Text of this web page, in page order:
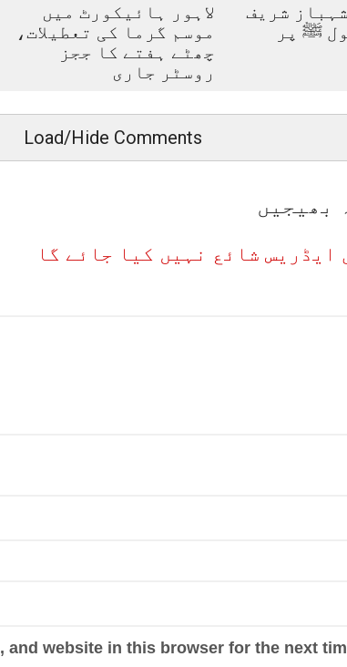
لاہور ہائیکورٹ میں
موسم گرما کی تعطیلات،
چھٹے ہفتے کا ججز
روسٹر جاری
شریف
ﷺ پر
Load/Hide Comments
بھیجیں
ایڈریس شائع نہیں کیا جائے گا
and website in this browser for the next